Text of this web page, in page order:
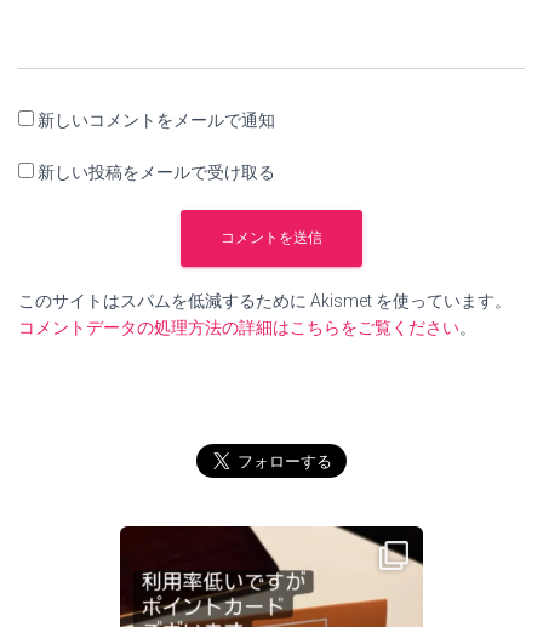
新しいコメントをメールで通知
新しい投稿をメールで受け取る
このサイトはスパムを低減するために Akismet を使っています。
コメントデータの処理方法の詳細はこちらをご覧ください。